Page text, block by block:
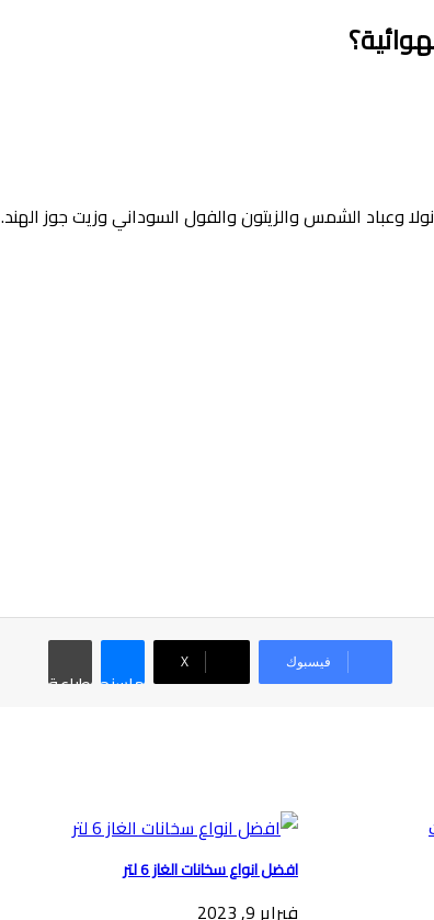
وعباد الشمس والزيتون والفول السوداني وزيت جوز الهند.
فيسبوك ‫X
ماسنجر طباعة
افضل انواع سخانات الغاز 6 لتر
فبراير 9, 2023